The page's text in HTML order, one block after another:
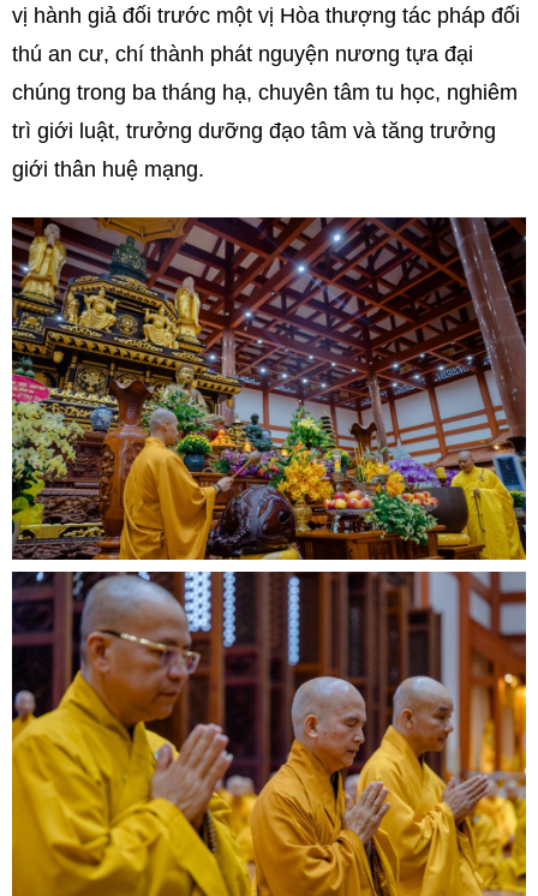
vị hành giả đối trước một vị Hòa thượng tác pháp đối
thú an cư, chí thành phát nguyện nương tựa đại
chúng trong ba tháng hạ, chuyên tâm tu học, nghiêm
trì giới luật, trưởng dưỡng đạo tâm và tăng trưởng
giới thân huệ mạng.